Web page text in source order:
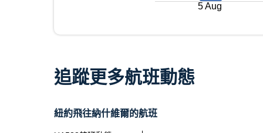
5 Aug
追蹤更多航班動態
紐約飛往納什維爾的航班